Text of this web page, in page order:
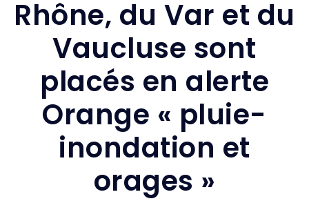
Rhône, du Var et du
Vaucluse sont
placés en alerte
Orange « pluie-
inondation et
orages »